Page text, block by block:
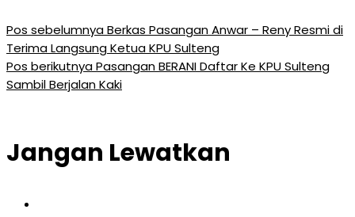
Pos sebelumnyaBerkas Pasangan Anwar – Reny Resmi di
Terima Langsung Ketua KPU Sulteng
Pos berikutnyaPasangan BERANI Daftar Ke KPU Sulteng
Sambil Berjalan Kaki
Jangan Lewatkan